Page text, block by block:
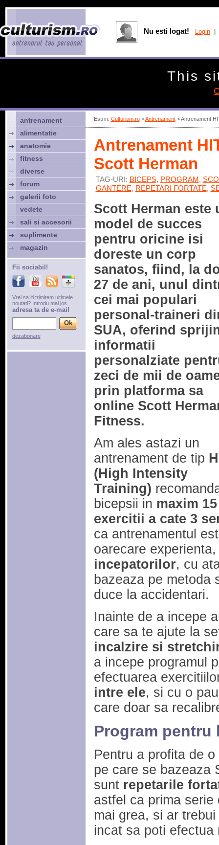
Esti in: Culturism.ro>Antrenament> Antrenament
Antrenament
Scott Herman
TAG-URI: BICEPS, PROGRAM,
GANTERE, REPETARI FORTATE,
Scott Herman este
model de succes
pentru oricine isi
doreste un corp
sanatos, fiind, la
27 de ani, unul
cei mai populari
personal-traineri
SUA, oferind
informatii
personalziate
zeci de mii de
prin platforma sa
online Scott
Fitness.
Am ales astazi un
antrenament de tip
(High Intensity
Training)
bicepsii in maxim
exercitii a cate 3
ca antrenamentul
oarecare
incepatorilor, cu
bazeaza pe metoda
duce la accidentari.
Inainte de a incepe
care sa te ajute la
incalzire si
a incepe programul
efectuarea
intre ele, si cu o
care doar sa
Program pentru
Pentru a profita de
pe care se bazeaza
sunt repetarile
astfel ca prima
mai grea, si ar
incat sa poti efectua
antrenament
alimentatie
anatomie
fitness
diverse
forum
galerii foto
vedete
sali si accesorii
suplimente
magazin
Fii sociabil!
Vrei sa iti trimitem ultimele
noutati? Introdu mai jos
adresa ta de e-mail
dezabonare
Nu esti logat! Login
This